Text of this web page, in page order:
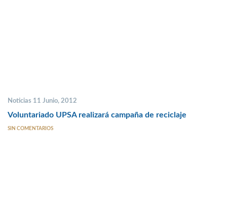
Noticias 11 Junio, 2012
Voluntariado UPSA realizará campaña de reciclaje
SIN COMENTARIOS